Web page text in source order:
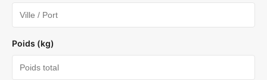
Poids (kg)